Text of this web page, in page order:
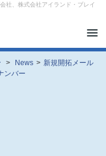
社、株式会社アイランド・ブレイ
メ
ュ
ー
> News > 新規開拓メール
ンバー